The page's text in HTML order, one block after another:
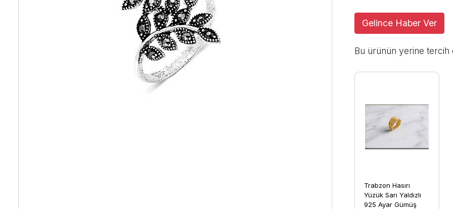
Gelince Haber Ver
Bu ürünün yerine
Trabzon Hasırı
Yüzük Sarı Yaldızlı
925 Ayar Gümüş